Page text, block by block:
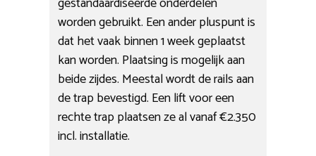
worden gebruikt. Een ander pluspunt is
dat het vaak binnen 1 week geplaatst
kan worden. Plaatsing is mogelijk aan
beide zijdes. Meestal wordt de rails aan
de trap bevestigd. Een lift voor een
rechte trap plaatsen ze al vanaf €2.350
incl. installatie.